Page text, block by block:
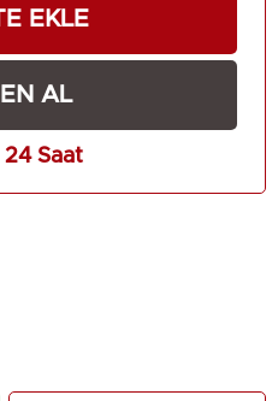
24 Saat